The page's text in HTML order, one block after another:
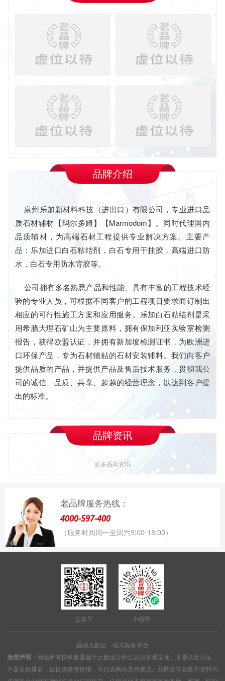
品牌介绍
泉州乐加新材料科技（进出口）有限公司，专业进口品
质石材辅材【玛尔多姆】【Marmodom】。同时代理国内
品质辅材，为高端石材工程提供专业解决方案。主要产
品：乐加进口白石粘结剂，白石专用干挂胶，高端进口防
水，白石专用防水背胶等。
公司拥有多名熟悉产品和性能、具有丰富的工程技术经
验的专业人员，可根据不同客户的工程项目要求而订制出
相应的可行性施工方案和应用服务。乐加白石粘结剂是采
用希腊大理石矿山为主要原料，拥有保加利亚实验室检测
报告，获得欧盟认证，并拥有新加坡检测证书，为欧洲进
口环保产品，专为石材铺贴的石材安装辅料。我们向客户
提供品质的产品，并提供产品及售后技术服务，贯彻我公
司的诚信、品质、共享、超越的经营理念，以达到客户提
出的标准。
品牌资讯
更多品牌资讯
老品牌服务热线：
4000-597-400
（服务时间周一至周六9:00-18:00）
公众号 小程序
品牌大数据一站式服务平台
免责声明 ：网站所有榜单皆是基于大数据分析汇总后客观呈现，不是认定认证，
不是竞价排名，仅提供参考使用，不代表网站支持观点。品牌文字及图片资料均